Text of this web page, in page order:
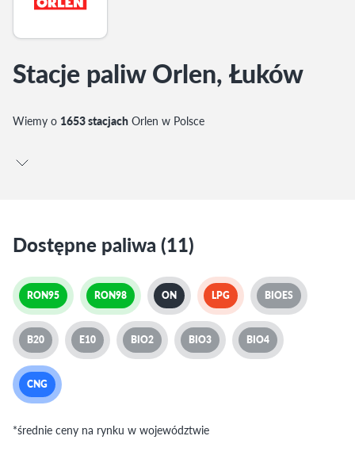
Stacje paliw Orlen, Łuków
Wiemy o 1653 stacjach Orlen w Polsce
Dostępne paliwa (11)
RON95 RON98 ON LPG BIOES
B20 E10 BIO2 BIO3 BIO4
CNG
*średnie ceny na rynku w województwie